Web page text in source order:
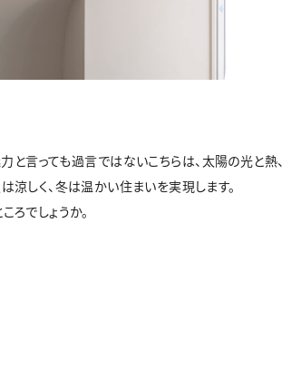
言っても過言ではないこちらは、太陽の光と熱
涼しく、冬は温かい住まいを実現します。
ろでしょうか。